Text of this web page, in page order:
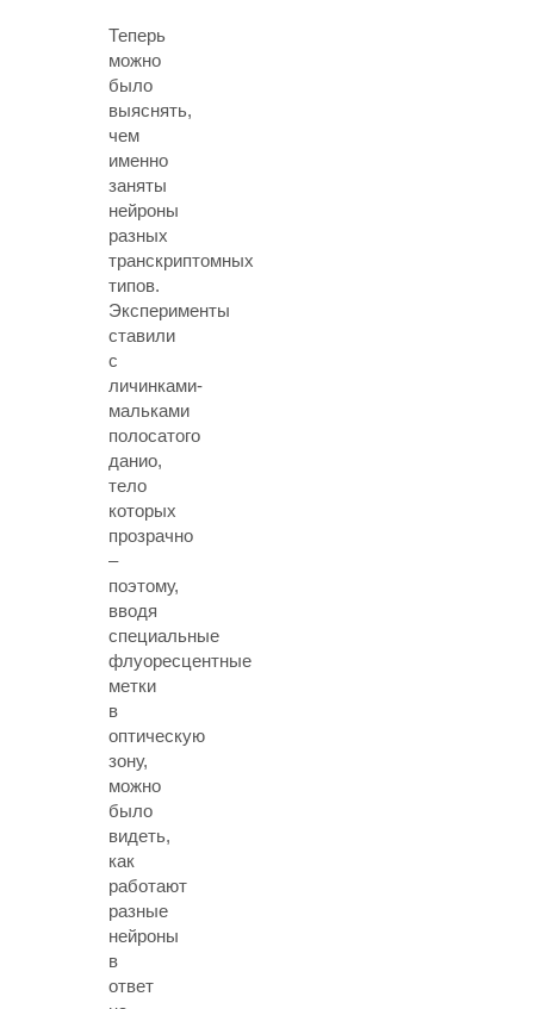
Теперь
можно
было
выяснять,
чем
именно
заняты
нейроны
разных
транскриптомных
типов.
Эксперименты
ставили
с
личинками-
мальками
полосатого
данио,
тело
которых
прозрачно
–
поэтому,
вводя
специальные
флуоресцентные
метки
в
оптическую
зону,
можно
было
видеть,
как
работают
разные
нейроны
в
ответ